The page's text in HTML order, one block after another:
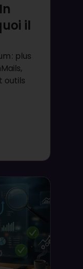
il
: plus
outils